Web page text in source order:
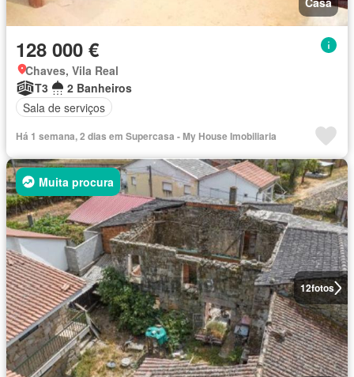
128 000 €
Chaves, Vila Real
T3
2 Banheiros
Sala de serviços
Há 1 semana, 2 dias em Supercasa - My House Imobiliaria
12fotos
Muita procura